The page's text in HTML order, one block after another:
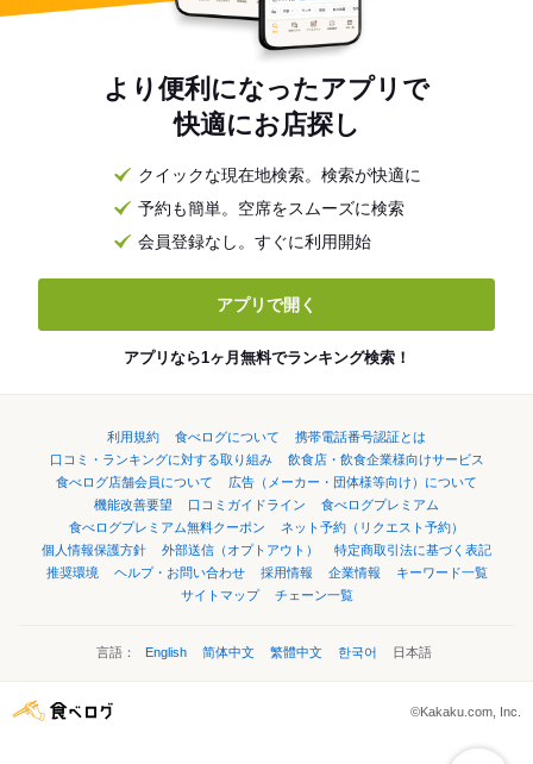
より便利になったアプリで
快適にお店探し
クイックな現在地検索。検索が快適に
予約も簡単。空席をスムーズに検索
会員登録なし。すぐに利用開始
アプリで開く
アプリなら1ヶ月無料でランキング検索！
利用規約 食べログについて
携帯電話番号認証とは
口コミ・ランキングに対する取り組み
飲食店・飲食企業様向けサービス
食べログ店舗会員について
広告（メーカー・団体様等向け）について
機能改善要望
口コミガイドライン
食べログプレミアム
食べログプレミアム無料クーポン
ネット予約（リクエスト予約）
個人情報保護方針
外部送信（オプトアウト）
特定商取引法に基づく表記
推奨環境
ヘルプ・お問い合わせ 採用情報 企業情報
キーワード一覧
サイトマップ
チェーン一覧
言語： English 简体中文 繁體中文 한국어 日本語
©Kakaku.com, Inc.